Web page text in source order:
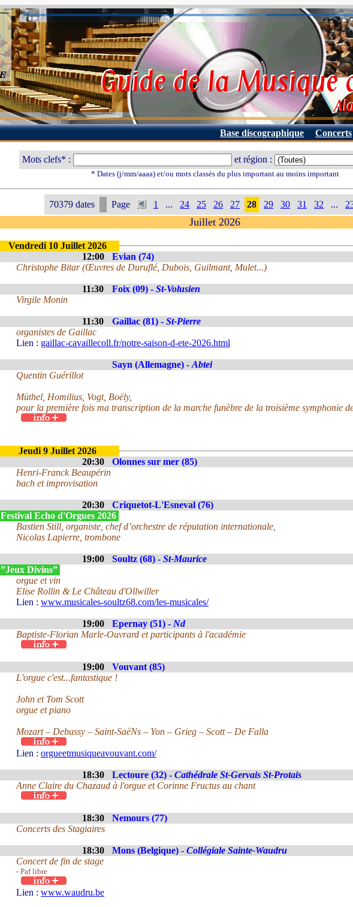
Base discographique Concerts
Mots clefs* : et région :
* Dates (j/mm/aaaa) et/ou mots classés du plus important au moins important
70379 dates Page 1 ... 24 25 26 27 28 29 30 31 32 ...
Juillet 2026
Vendredi 10 Juillet 2026
12:00
Evian (74)
Christophe Bitar (Œuvres de Duruflé, Dubois, Guilmant, Mulet...)
11:30 Foix (09) - St-Volusien
Virgile Monin
11:30 Gaillac (81) - St-Pierre
organistes de Gaillac
Lien : gaillac-cavaillecoll.fr/notre-saison-d-ete-2026.html
Sayn (Allemagne) - Abtei
Quentin Guérillot
Müthel, Homilius, Vogt, Boëly,
pour la première fois ma transcription de la marche funèbre de la troisième symphonie
Jeudi 9 Juillet 2026
20:30
Olonnes sur mer (85)
Henri-Franck Beaupérin
bach et improvisation
20:30 Criquetot-L'Esneval (76)
Festival Echo d'Orgues 2026
Bastien Still, organiste, chef d’orchestre de réputation internationale,
Nicolas Lapierre, trombone
19:00 Soultz (68) - St-Maurice
”Jeux Divins”
orgue et vin
Elise Rollin & Le Château d'Ollwiller
Lien : www.musicales-soultz68.com/les-musicales/
19:00 Epernay (51) - Nd
Baptiste-Florian Marle-Ouvrard et participants à l'académie
19:00 Vouvant (85)
L'orgue c'est...fantastique !
John et Tom Scott
orgue et piano
Mozart – Debussy – Saint-SaëNs – Yon – Grieg – Scott – De Falla
Lien : orgueetmusiqueavouvant.com/
18:30 Lectoure (32) - Cathédrale St-Gervais St-Protais
Anne Claire du Chazaud à l'orgue et Corinne Fructus au chant
18:30 Nemours (77)
Concerts des Stagiaires
18:30 Mons (Belgique) - Collégiale Sainte-Waudru
Concert de fin de stage
- Paf libre
Lien : www.waudru.be